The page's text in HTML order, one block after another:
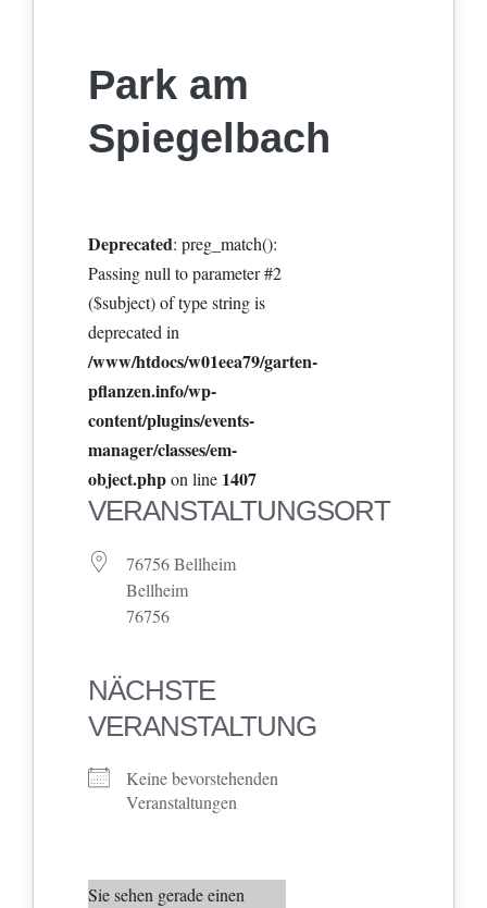
Park am
Spiegelbach
Deprecated: preg_match():
Passing null to parameter #2
($subject) of type string is
deprecated in
/www/htdocs/w01eea79/garten-
pflanzen.info/wp-
content/plugins/events-
manager/classes/em-
object.phpon line 1407
VERANSTALTUNGSORT
76756 Bellheim
Bellheim
76756
NÄCHSTE
VERANSTALTUNG
Keine bevorstehenden
Veranstaltungen
Sie sehen gerade einen